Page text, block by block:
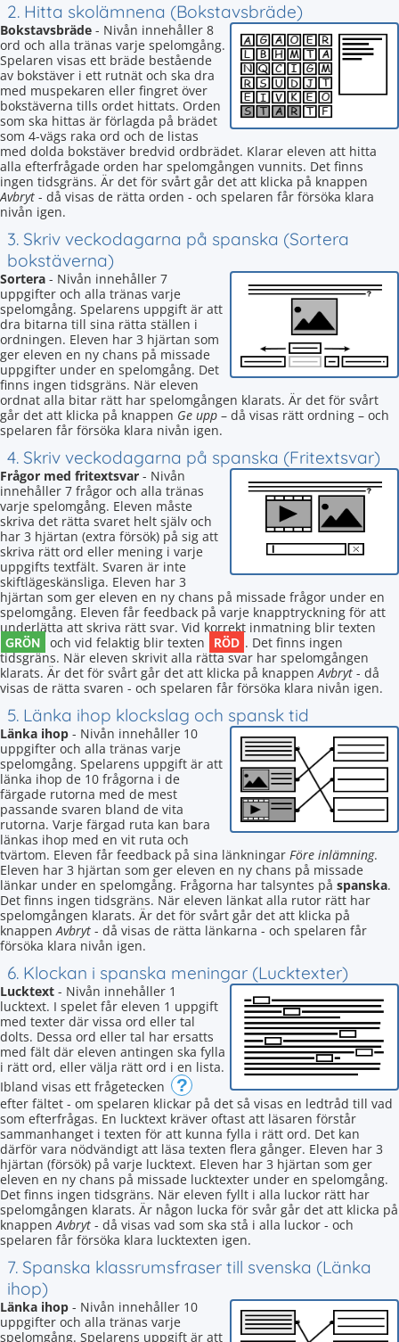
2. Hitta skolämnena (Bokstavsbräde)
Bokstavsbräde - Nivån innehåller 8
ord och alla tränas varje spelomgång.
Spelaren visas ett bräde bestående
av bokstäver i ett rutnät och ska dra
med muspekaren eller fingret över
bokstäverna tills ordet hittats. Orden
som ska hittas är förlagda på brädet
som 4-vägs raka ord och de listas
med dolda bokstäver bredvid ordbrädet. Klarar eleven att hitta
alla efterfrågade orden har spelomgången vunnits. Det finns
ingen tidsgräns. Är det för svårt går det att klicka på knappen
Avbryt - då visas de rätta orden - och spelaren får försöka klara
nivån igen.
3. Skriv veckodagarna på spanska (Sortera
bokstäverna)
Sortera - Nivån innehåller 7
uppgifter och alla tränas varje
spelomgång. Spelarens uppgift är att
dra bitarna till sina rätta ställen i
ordningen. Eleven har 3 hjärtan som
ger eleven en ny chans på missade
uppgifter under en spelomgång. Det
finns ingen tidsgräns. När eleven
ordnat alla bitar rätt har spelomgången klarats. Är det för svårt
går det att klicka på knappen Ge upp – då visas rätt ordning – och
spelaren får försöka klara nivån igen.
4. Skriv veckodagarna på spanska (Fritextsvar)
Frågor med fritextsvar - Nivån
innehåller 7 frågor och alla tränas
varje spelomgång. Eleven måste
skriva det rätta svaret helt själv och
har 3 hjärtan (extra försök) på sig att
skriva rätt ord eller mening i varje
uppgifts textfält. Svaren är inte
skiftlägeskänsliga. Eleven har 3
hjärtan som ger eleven en ny chans på missade frågor under en
spelomgång. Eleven får feedback på varje knapptryckning för att
underlätta att skriva rätt svar. Vid korrekt inmatning blir texten
GRÖN och vid felaktig blir texten RÖD . Det finns ingen
tidsgräns. När eleven skrivit alla rätta svar har spelomgången
klarats. Är det för svårt går det att klicka på knappenAvbryt - då
visas de rätta svaren - och spelaren får försöka klara nivån igen.
5. Länka ihop klockslag och spansk tid
Länka ihop - Nivån innehåller 10
uppgifter och alla tränas varje
spelomgång. Spelarens uppgift är att
länka ihop de 10 frågorna i de
färgade rutorna med de mest
passande svaren bland de vita
rutorna. Varje färgad ruta kan bara
länkas ihop med en vit ruta och
tvärtom. Eleven får feedback på sina länkningar Före inlämning.
Eleven har 3 hjärtan som ger eleven en ny chans på missade
länkar under en spelomgång. Frågorna har talsyntes på spanska.
Det finns ingen tidsgräns. När eleven länkat alla rutor rätt har
spelomgången klarats. Är det för svårt går det att klicka på
knappenAvbryt - då visas de rätta länkarna - och spelaren får
försöka klara nivån igen.
6. Klockan i spanska meningar (Lucktexter)
Lucktext - Nivån innehåller 1
lucktext. I spelet får eleven 1 uppgift
med texter där vissa ord eller tal
dolts. Dessa ord eller tal har ersatts
med fält där eleven antingen ska fylla
i rätt ord, eller välja rätt ord i en lista.
Ibland visas ett frågetecken
?
efter fältet - om spelaren klickar på det så visas en ledtråd till vad
som efterfrågas. En lucktext kräver oftast att läsaren förstår
sammanhanget i texten för att kunna fylla i rätt ord. Det kan
därför vara nödvändigt att läsa texten flera gånger. Eleven har 3
hjärtan (försök) på varje lucktext. Eleven har 3 hjärtan som ger
eleven en ny chans på missade lucktexter under en spelomgång.
Det finns ingen tidsgräns. När eleven fyllt i alla luckor rätt har
spelomgången klarats. Är någon lucka för svår går det att klicka på
knappenAvbryt - då visas vad som ska stå i alla luckor - och
spelaren får försöka klara lucktexten igen.
7. Spanska klassrumsfraser till svenska (Länka
ihop)
Länka ihop - Nivån innehåller 10
uppgifter och alla tränas varje
spelomgång. Spelarens uppgift är att